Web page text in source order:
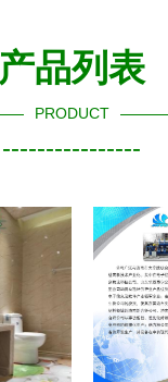
产品列表
PRODUCT
----------------